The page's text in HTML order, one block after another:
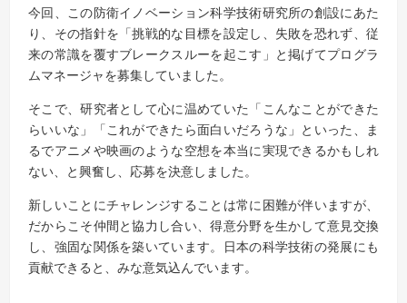
今回、この防衛イノベーション科学技術研究所の創設にあた
り、その指針を「挑戦的な目標を設定し、失敗を恐れず、従
来の常識を覆すブレークスルーを起こす」と掲げてプログラ
ムマネージャを募集していました。
そこで、研究者として心に温めていた「こんなことができた
らいいな」「これができたら面白いだろうな」といった、ま
るでアニメや映画のような空想を本当に実現できるかもしれ
ない、と興奮し、応募を決意しました。
新しいことにチャレンジすることは常に困難が伴いますが、
だからこそ仲間と協力し合い、得意分野を生かして意見交換
し、強固な関係を築いています。日本の科学技術の発展にも
貢献できると、みな意気込んでいます。